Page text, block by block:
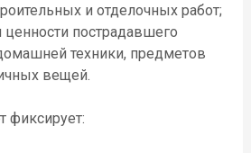
и отделочных работ;
ценности пострадавшего
техники, предметов
вещей.
фиксирует: